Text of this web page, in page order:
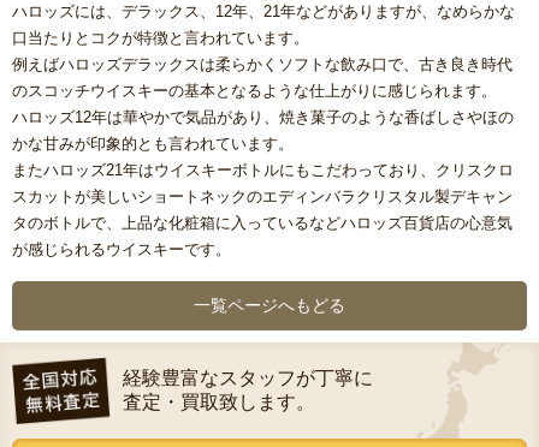
ハロッズには、デラックス、12年、21年などがありますが、なめらかな
口当たりとコクが特徴と言われています。
例えばハロッズデラックスは柔らかくソフトな飲み口で、古き良き時代
のスコッチウイスキーの基本となるような仕上がりに感じられます。
ハロッズ12年は華やかで気品があり、焼き菓子のような香ばしさやほの
かな甘みが印象的とも言われています。
またハロッズ21年はウイスキーボトルにもこだわっており、クリスクロ
スカットが美しいショートネックのエディンバラクリスタル製デキャン
タのボトルで、上品な化粧箱に入っているなどハロッズ百貨店の心意気
が感じられるウイスキーです。
一覧ページへもどる
経験豊富なスタッフが丁寧に
査定・買取致します。